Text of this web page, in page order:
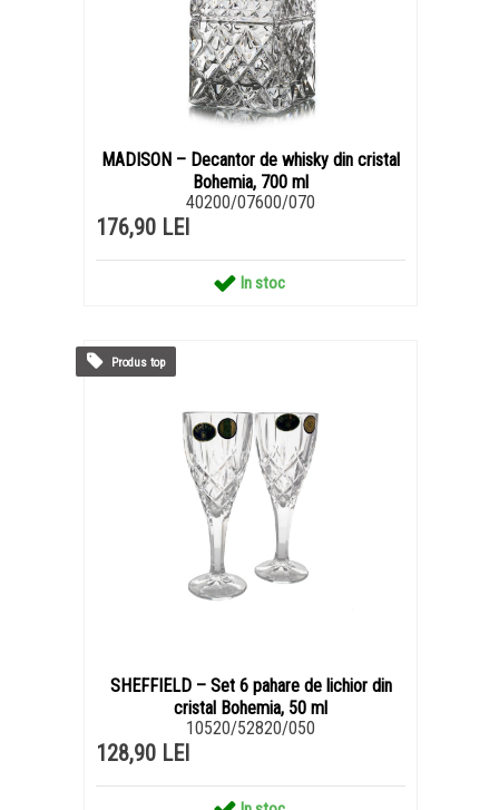
MADISON – Decantor de whisky din cristal
Bohemia, 700 ml
40200/07600/070
176,90 LEI
In stoc
SHEFFIELD – Set 6 pahare de lichior din
cristal Bohemia, 50 ml
10520/52820/050
128,90 LEI
Produs top